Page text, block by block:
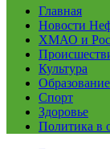
Главная
Новости
ХМАО и
Культура
Образование
Спорт
Здоровье
Политика в